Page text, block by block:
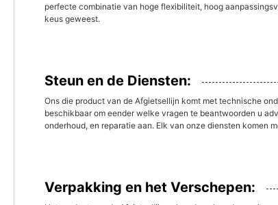
perfecte combinatie van hoge flexibiliteit, hoog
keus geweest.
Steun en de Diensten:
Ons die product van de Afgietsellijn komt met technische
beschikbaar om eender welke vragen te beantwoorden u
onderhoud, en reparatie aan. Elk van onze diensten komen
Verpakking en het Verschepen: